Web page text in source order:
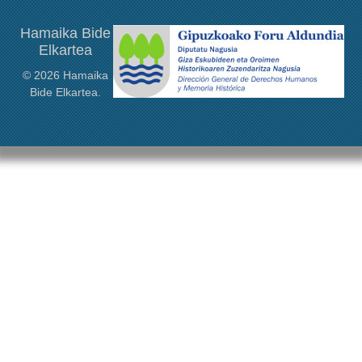
Hamaika Bide
Elkartea
© 2026 Hamaika
Bide Elkartea.